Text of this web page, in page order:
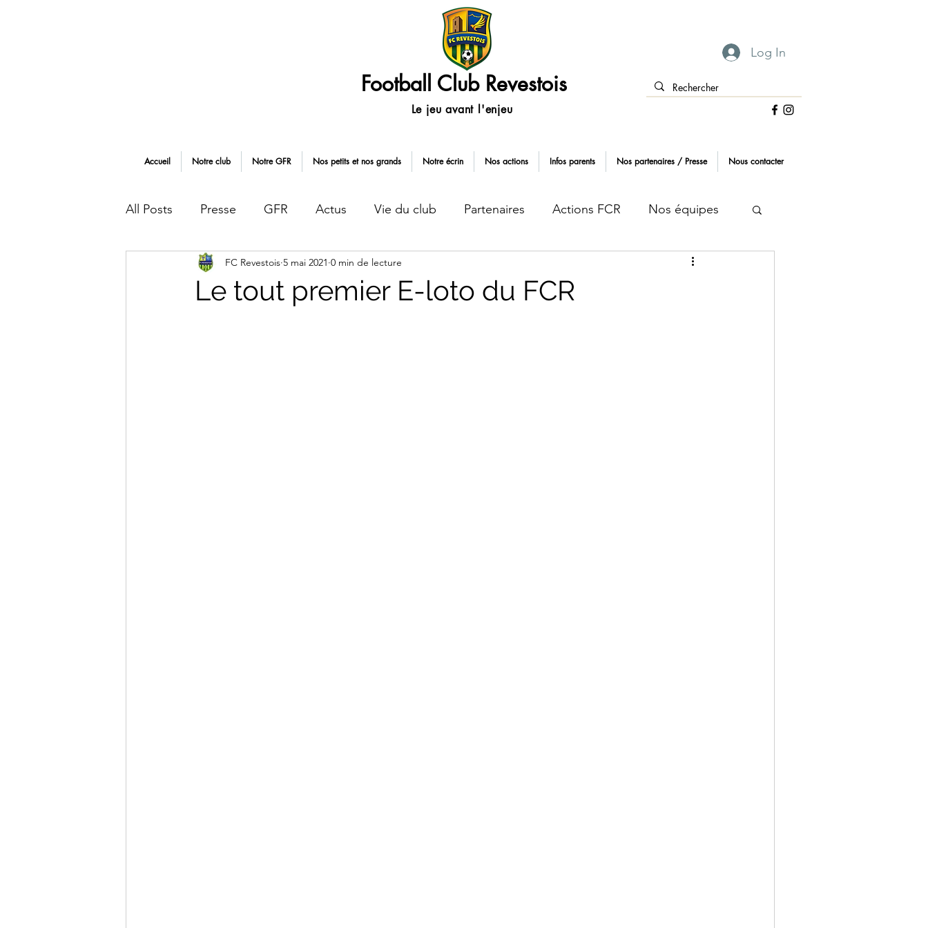
Log In
Football Club Revestois
Le jeu avant l'enjeu
Accueil Notre club Notre GFR Nos petits et nos grands Notre écrin Nos actions Infos parents Nos partenaires / Presse Nous contacter
All Posts Presse GFR Actus Vie du club Partenaires Actions FCR Nos équipes
Tournois Evènements Service civique
Le tout premier E-loto du FCR
FC Revestois 5 mai 2021 0 min de lecture